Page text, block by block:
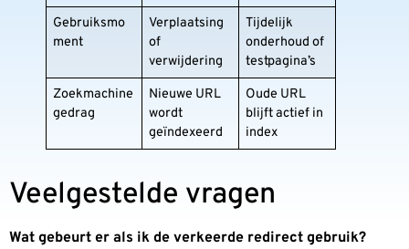
Gebruiksmo
ment
Verplaatsing
of
verwijdering
Tijdelijk
onderhoud of
testpagina’s
Zoekmachine
gedrag
Nieuwe URL
wordt
geïndexeerd
Oude URL
blijft actief in
index
Veelgestelde vragen
Wat gebeurt er als ik de verkeerde redirect gebruik?